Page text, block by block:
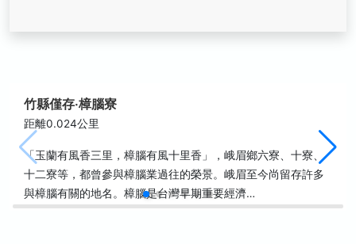
竹縣僅存‧樟腦寮
距離0.024公里
「玉蘭有風香三里，樟腦有風十里香」，峨眉鄉六寮、十寮、
十二寮等，都曾參與樟腦業過往的榮景。峨眉至今尚留存許多
與樟腦有關的地名。樟腦是台灣早期重要經濟…